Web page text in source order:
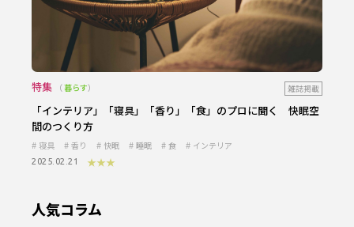
特集 暮らす 雑誌掲載
「インテリア」「寝具」「香り」「食」のプロに聞く 快眠空
間のつくり方
寝具 香り 快眠 睡眠 食 インテリア
2025.02.21 ★★★
人気コラム